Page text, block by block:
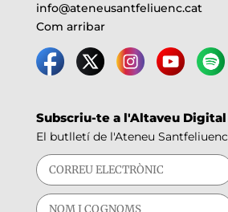
info@ateneusantfeliuenc.cat
Com arribar
Subscriu-te a l'Altaveu Digital
El butlletí de l'Ateneu Santfeliuenc